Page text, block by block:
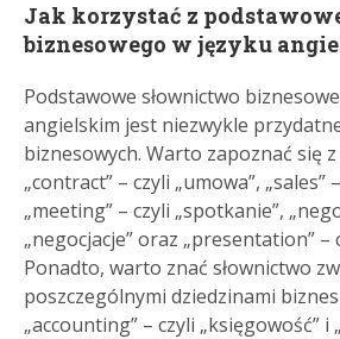
Jak korzystać z
biznesowego w języku
Podstawowe słownictwo
angielskim jest niezwykle
biznesowych. Warto zapoznać się
„contract” – czyli „umowa”, „sales”
„meeting” – czyli „spotkanie”,
„negocjacje” oraz „presentation” –
Ponadto, warto znać słownictwo
poszczególnymi dziedzinami
„accounting” – czyli „księgowość” i